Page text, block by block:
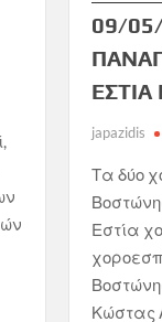
09/
ΕΣΤΙΑ
japazidis
Τα δύο
Εστία
Κώστας